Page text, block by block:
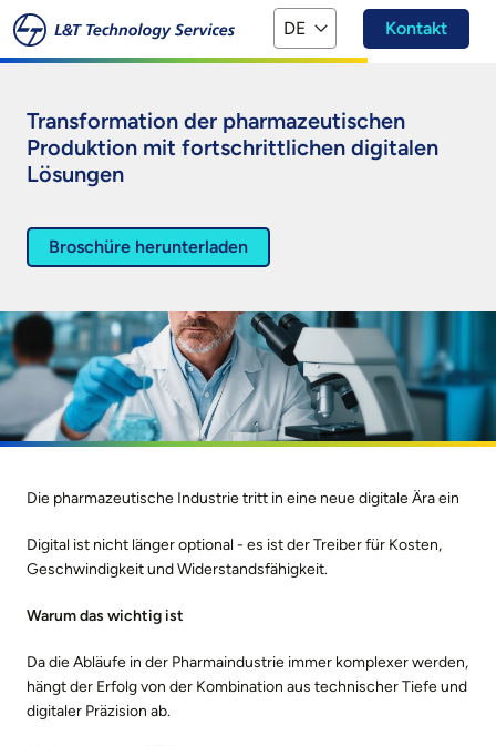
Zum Hauptinhalt springen
DE Kontakt
Transformation der pharmazeutischen
Produktion mit fortschrittlichen digitalen
Lösungen
Broschüre herunterladen
Die pharmazeutische Industrie tritt in eine neue digitale Ära ein
Digital ist nicht länger optional - es ist der Treiber für Kosten,
Geschwindigkeit und Widerstandsfähigkeit.
Warum das wichtig ist
Da die Abläufe in der Pharmaindustrie immer komplexer werden,
hängt der Erfolg von der Kombination aus technischer Tiefe und
digitaler Präzision ab.